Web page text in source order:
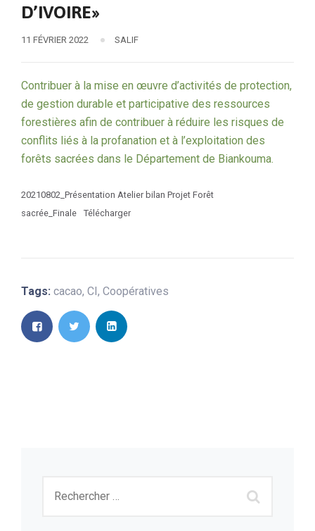
D’IVOIRE»
11 FÉVRIER 2022 SALIF
Contribuer à la mise en œuvre d’activités de protection,
de gestion durable et participative des ressources
forestières afin de contribuer à réduire les risques de
conflits liés à la profanation et à l’exploitation des
forêts sacrées dans le Département de Biankouma.
20210802_Présentation Atelier bilan Projet Forêt
sacrée_Finale
Télécharger
Tags: cacao, CI , Coopératives